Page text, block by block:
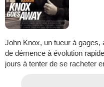
John Knox, un tueur à gages,
de démence à évolution
jours à tenter de se racheter